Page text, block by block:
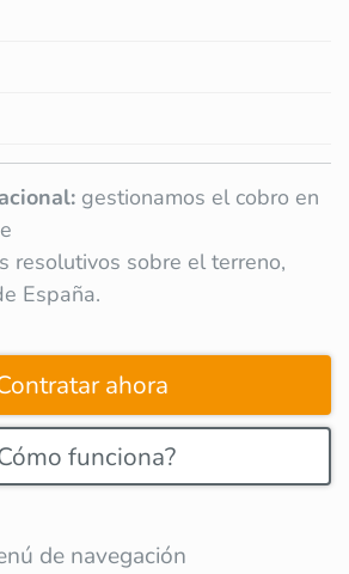
gestionamos el cobro en
resolutivos sobre el terreno,
España.
ahora
funciona?
de navegación